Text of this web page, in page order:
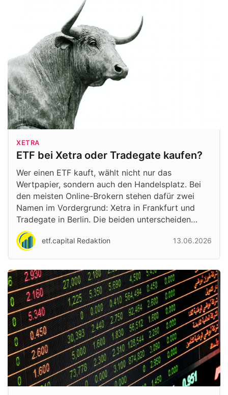
XETRA
ETF bei Xetra oder Tradegate kaufen?
Wer einen ETF kauft, wählt nicht nur das
Wertpapier, sondern auch den Handelsplatz. Bei
den meisten Online-Brokern stehen dafür zwei
Namen im Vordergrund: Xetra in Frankfurt und
Tradegate in Berlin. Die beiden unterscheiden…
etf.capital Redaktion 13.06.2026